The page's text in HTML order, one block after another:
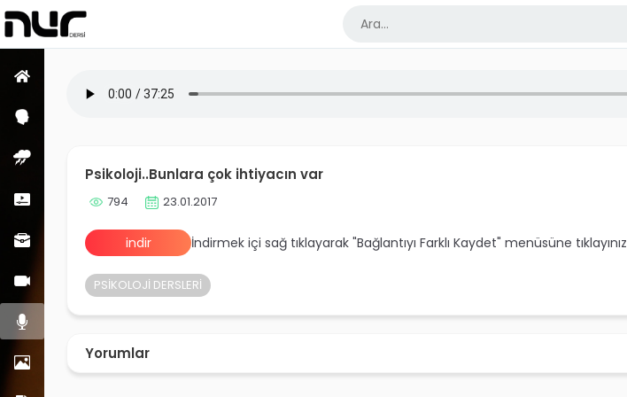
Kısa Dersler
Meslek Dersleri
Görüntülü Dersler
Sesli Dersler
Resimler
Psikoloji..Bunlara çok ihtiyacın var
794 23.01.2017
indir İndirmek içi sağ tıklayarak "Bağlantıyı Farklı Kaydet" menüsüne tıklayınız
PSİKOLOJİ DERSLERİ
Yorumlar